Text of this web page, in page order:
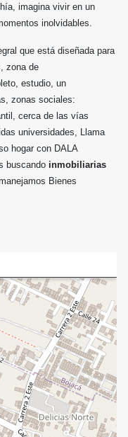
imagina vivir en un
inolvidables.
que está diseñada para
zona de
estudio, un
zonas sociales:
cerca de las vías
universidades, Llama
hogar con DALA
buscando inmobiliarias
Bienes